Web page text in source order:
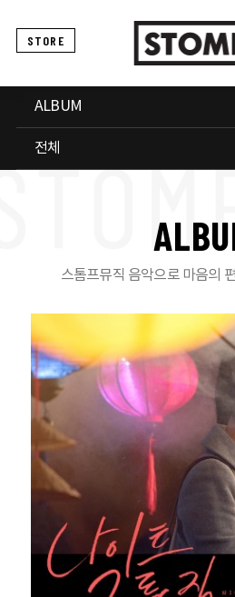
STORE
ALBUM
전체
ALBU
스톰프뮤직 음악으로 마음의